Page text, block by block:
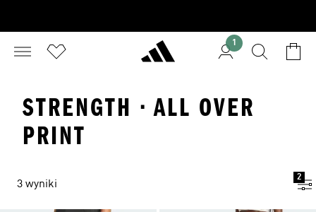
1
STRENGTH · ALL OVER
PRINT
3 wyniki
2